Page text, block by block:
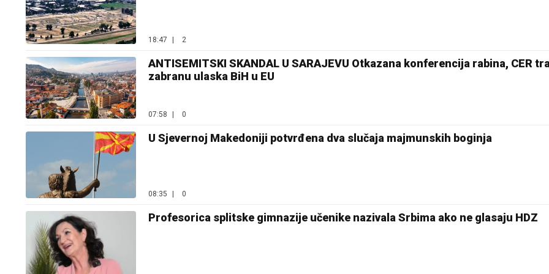
18:47 2
ANTISEMITSKI SKANDAL U SARAJEVU Otkazana konferencija rabina, CER
zabranu ulaska BiH u EU
07:58 | 0
U Sjevernoj Makedoniji potvrđena dva slučaja majmunskih boginja
08:35 | 0
Profesorica splitske gimnazije učenike nazivala Srbima ako ne glasaju HDZ